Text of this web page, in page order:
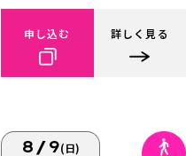
申し込む 詳しく見る
8/9(日)